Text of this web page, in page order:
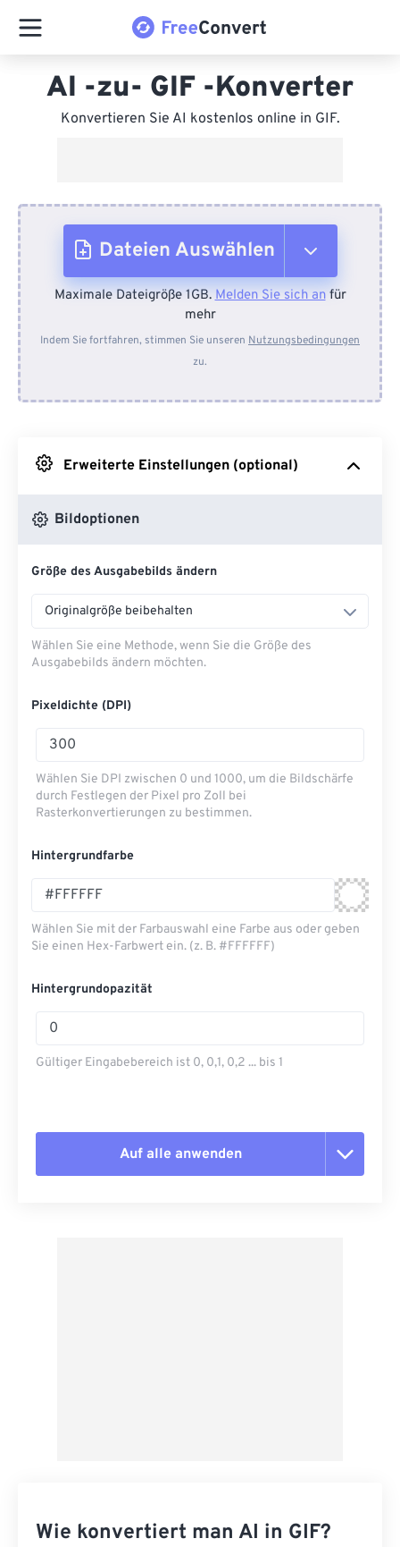
AI -zu- GIF -Konverter
Konvertieren Sie AI kostenlos online in GIF.
Dateien Auswählen
Vom Gerät
Von Dropbox
Maximale Dateigröße 1GB.Melden Sie sich anfür
mehr
Indem Sie fortfahren, stimmen Sie unseren Nutzungsbedingungen
zu.
Erweiterte Einstellungen (optional)
Bildoptionen
Größe des Ausgabebilds ändern
Originalgröße beibehalten
Wählen Sie eine Methode, wenn Sie die Größe des
Ausgabebilds ändern möchten.
Pixeldichte (DPI)
Wählen Sie DPI zwischen 0 und 1000, um die Bildschärfe
durch Festlegen der Pixel pro Zoll bei
Rasterkonvertierungen zu bestimmen.
Hintergrundfarbe
Wählen Sie mit der Farbauswahl eine Farbe aus oder geben
Sie einen Hex-Farbwert ein. (z. B. #FFFFFF)
Hintergrundopazität
Gültiger Eingabebereich ist 0, 0,1, 0,2 ... bis 1
Auf alle anwenden
Wie konvertiert man AI in GIF?